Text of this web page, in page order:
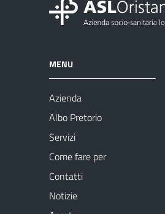
MENU
Azienda
Albo Pretorio
Servizi
Come fare per
Contatti
Notizie